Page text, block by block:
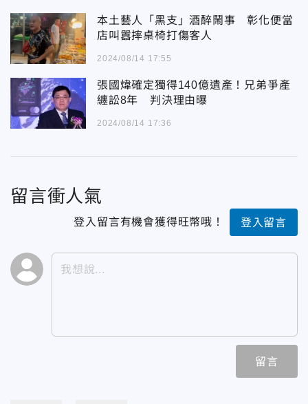
本土藝人「黑支」酒醉鬧事 彰化便當
店叫囂摔桌椅打傷客人
2024/08/14 17:55
張國煒確定獨得140億遺產！兄弟爭產
纏訟8年 判決理由曝
2024/08/14 17:36
留言衝人氣
登入留言有機會獲得旺幣哦！ 登入留言
留言